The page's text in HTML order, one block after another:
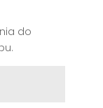
do